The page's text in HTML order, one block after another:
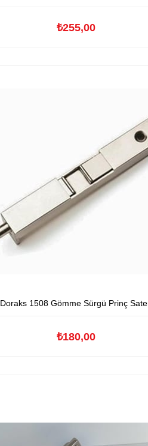
₺255,00
Doraks 1508 Gömme Sürgü Prinç
₺180,00